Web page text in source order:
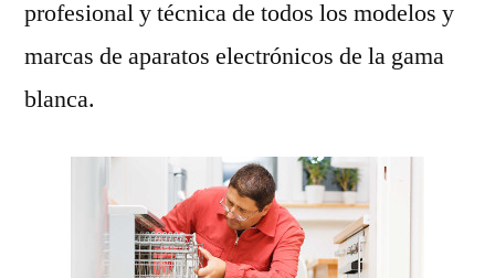
profesional y técnica de todos los modelos y
marcas de aparatos electrónicos de la gama
blanca.